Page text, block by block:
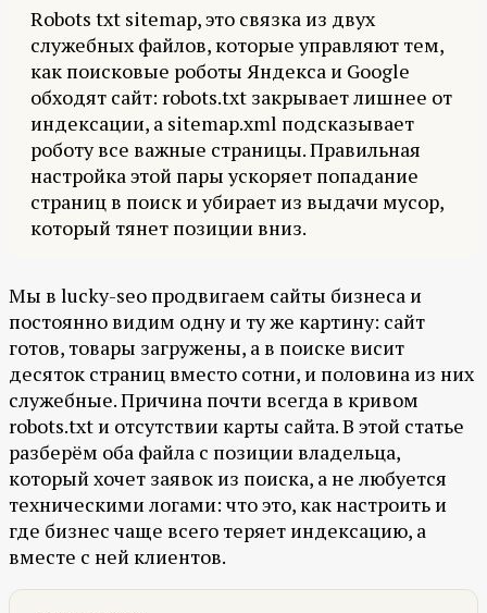
Robots txt sitemap, это связка из двух
служебных файлов, которые управляют тем,
как поисковые роботы Яндекса и Google
обходят сайт: robots.txt закрывает лишнее от
индексации, а sitemap.xml подсказывает
роботу все важные страницы. Правильная
настройка этой пары ускоряет попадание
страниц в поиск и убирает из выдачи мусор,
который тянет позиции вниз.
Мы в lucky-seo продвигаем сайты бизнеса и
постоянно видим одну и ту же картину: сайт
готов, товары загружены, а в поиске висит
десяток страниц вместо сотни, и половина из них
служебные. Причина почти всегда в кривом
robots.txt и отсутствии карты сайта. В этой статье
разберём оба файла с позиции владельца,
который хочет заявок из поиска, а не любуется
техническими логами: что это, как настроить и
где бизнес чаще всего теряет индексацию, а
вместе с ней клиентов.